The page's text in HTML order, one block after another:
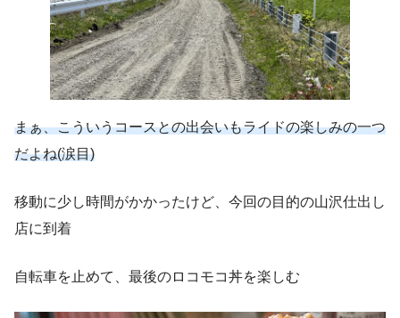
まぁ、こういうコースとの出会いもライドの楽しみの一つ
だよね(涙目)
移動に少し時間がかかったけど、今回の目的の山沢仕出し
店に到着
自転車を止めて、最後のロコモコ丼を楽しむ